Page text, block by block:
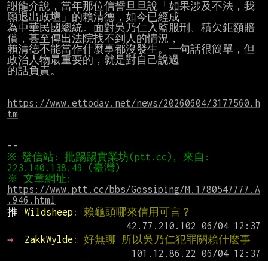
謝龍介說，當年那位信誓旦旦說「如果涉及不法，我
願退出政壇」的賴清德，如今已經成
為中華民國總統。面對吳乃仁入監服刑、積欠鉅額賠
償，甚至傳出法院找不到人的情況，
賴清德不能當作什麼事都沒發生。一句話很簡單，但
政治人物最重要的，就是對自己說過
的話負責。
https://www.ettoday.net/news/20260604/3177560.h
tm
※ 發信站: 批踢踢實業坊(ptt.cc), 來自:
https://www.ptt.cc/bbs/Gossiping/M.1780547777.A
.946.html
推
Wildsheep : 賴龜頭哪來信用可言？
→
ZakkWylde : 好無聊 所以吳乃仁犯罪關賴什麼事